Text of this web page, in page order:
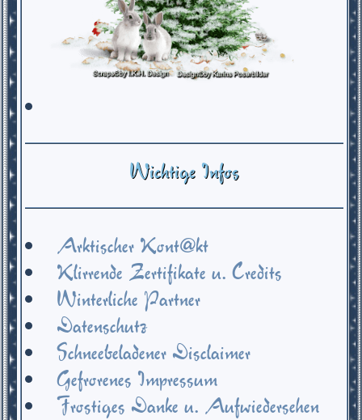
Wichtige Infos
Arktischer Kont@kt
Klirrende Zertifikate u. Credits
Winterliche Partner
Datenschutz
Schneebeladener Disclaimer
Gefrorenes Impressum
Frostiges Danke u. Aufwiedersehen